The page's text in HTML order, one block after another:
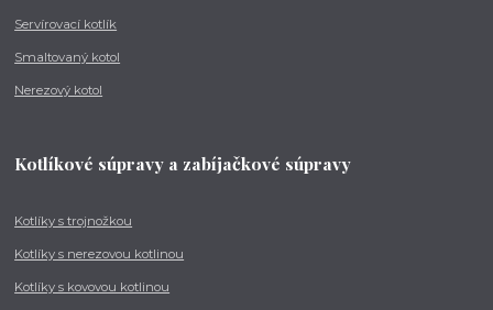
Servírovací kotlík
Smaltovaný kotol
Nerezový kotol
Kotlíkové súpravy a zabíjačkové súpravy
Kotlíky s trojnožkou
Kotlíky s nerezovou kotlinou
Kotlíky s kovovou kotlinou